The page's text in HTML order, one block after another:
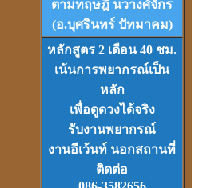
VCDและDVDเรียนดวงจีน
ชุดที่1-2-3
ตามทฤษฎี นวางศ์จักร
(อ.บุศรินทร์ ปัทมาคม)
หลักสูตร 2 เดือน 40 ชม.
เน้นการพยากรณ์เป็น
หลัก
เพื่อดูดวงได้จริง
รับงานพยากรณ์
งานอีเว้นท์ นอกสถานที่
ติดต่อ